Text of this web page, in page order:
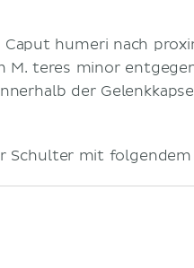
humeri nach
teres minor
der
Schulter mit folgendem